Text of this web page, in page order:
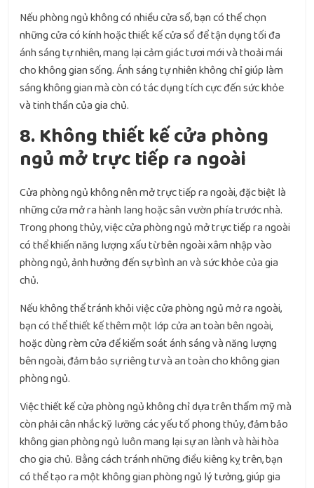
Nếu phòng ngủ không có nhiều cửa sổ, bạn có thể chọn
những cửa có kính hoặc thiết kế cửa sổ để tận dụng tối đa
ánh sáng tự nhiên, mang lại cảm giác tươi mới và thoải mái
cho không gian sống. Ánh sáng tự nhiên không chỉ giúp làm
sáng không gian mà còn có tác dụng tích cực đến sức khỏe
và tinh thần của gia chủ.
8. Không thiết kế cửa phòng
ngủ mở trực tiếp ra ngoài
Cửa phòng ngủ không nên mở trực tiếp ra ngoài, đặc biệt là
những cửa mở ra hành lang hoặc sân vườn phía trước nhà.
Trong phong thủy, việc cửa phòng ngủ mở trực tiếp ra ngoài
có thể khiến năng lượng xấu từ bên ngoài xâm nhập vào
phòng ngủ, ảnh hưởng đến sự bình an và sức khỏe của gia
chủ.
Nếu không thể tránh khỏi việc cửa phòng ngủ mở ra ngoài,
bạn có thể thiết kế thêm một lớp cửa an toàn bên ngoài,
hoặc dùng rèm cửa để kiểm soát ánh sáng và năng lượng
bên ngoài, đảm bảo sự riêng tư và an toàn cho không gian
phòng ngủ.
Việc thiết kế cửa phòng ngủ không chỉ dựa trên thẩm mỹ mà
còn phải cân nhắc kỹ lưỡng các yếu tố phong thủy, đảm bảo
không gian phòng ngủ luôn mang lại sự an lành và hài hòa
cho gia chủ. Bằng cách tránh những điều kiêng kỵ trên, bạn
có thể tạo ra một không gian phòng ngủ lý tưởng, giúp gia